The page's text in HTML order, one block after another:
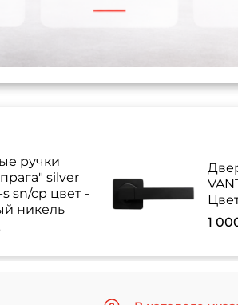
ручки
silver
s sn/cp цвет -
никель
1